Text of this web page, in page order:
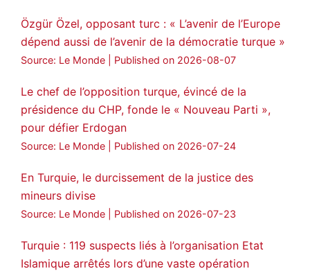
🔗https://medyanews.rs/h4lwBwQ
3 2 Twitter
Voir plus...
Özgür Özel, opposant turc : « L’avenir de l’Europe
dépend aussi de l’avenir de la démocratie turque »
Source: Le Monde Published on 2026-08-07
Le chef de l’opposition turque, évincé de la
présidence du CHP, fonde le « Nouveau Parti »,
pour défier Erdogan
Source: Le Monde Published on 2026-07-24
En Turquie, le durcissement de la justice des
mineurs divise
Source: Le Monde Published on 2026-07-23
Turquie : 119 suspects liés à l’organisation Etat
Islamique arrêtés lors d’une vaste opération